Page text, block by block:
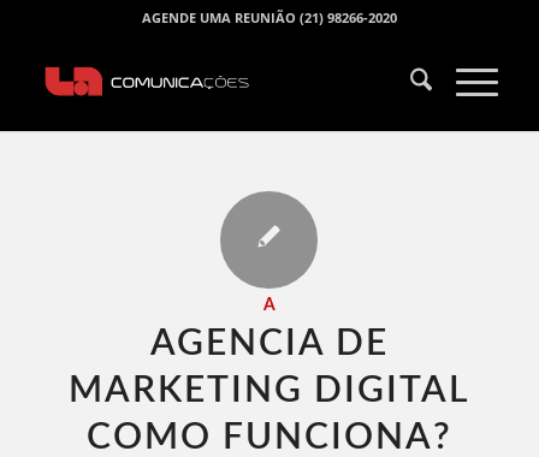
AGENDE UMA REUNIÃO (21) 98266-2020
A
AGENCIA DE
MARKETING DIGITAL
COMO FUNCIONA​?